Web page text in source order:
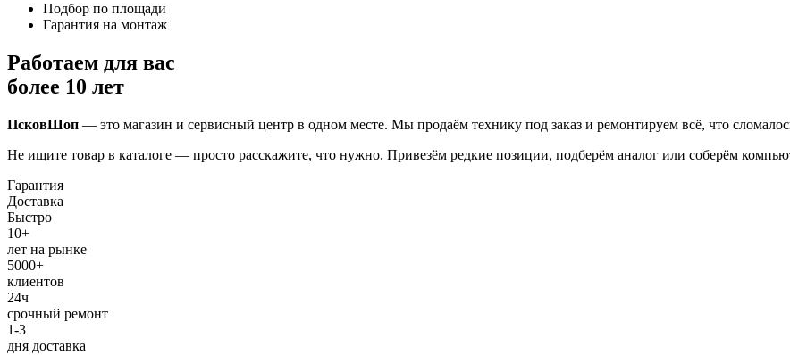
Подбор по площади
Гарантия на монтаж
Работаем для вас
более 10 лет
ПсковШоп — это магазин и сервисный центр в одном месте. Мы продаём технику под заказ и ремонтируем всё, что
Не ищите товар в каталоге — просто расскажите, что нужно. Привезём редкие позиции, подберём аналог или соберём
Гарантия
Доставка
Быстро
10+
лет на рынке
5000+
клиентов
24ч
срочный ремонт
1-3
дня доставка